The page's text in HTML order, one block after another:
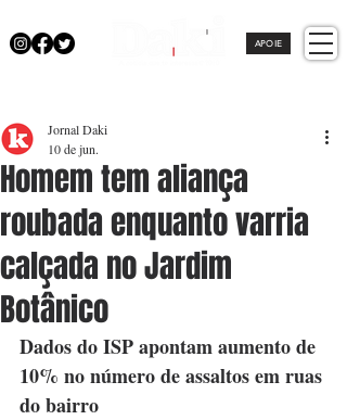
APOIE
Homem tem aliança
roubada enquanto varria
calçada no Jardim
Botânico
Jornal Daki
10 de jun.
Dados do ISP apontam aumento de
10% no número de assaltos em ruas
do bairro